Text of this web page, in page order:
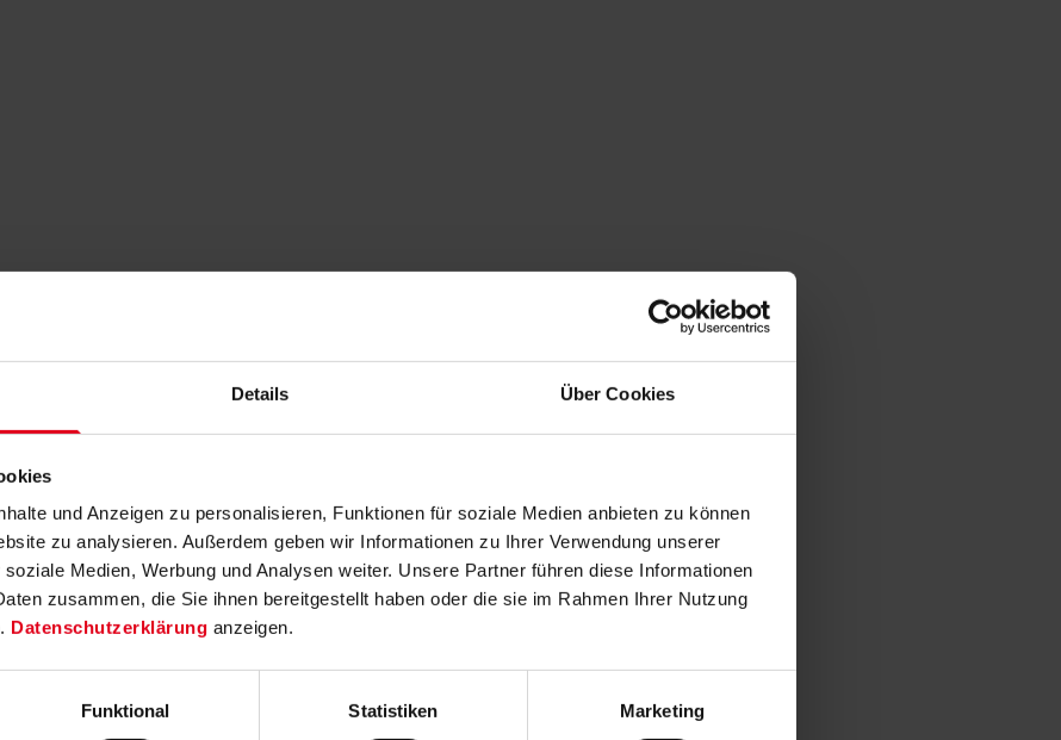
Details Über Cookies
und Anzeigen zu personalisieren, Funktionen für soziale Medien anbieten zu können
zu analysieren. Außerdem geben wir Informationen zu Ihrer Verwendung unserer
Medien, Werbung und Analysen weiter. Unsere Partner führen diese Informationen
zusammen, die Sie ihnen bereitgestellt haben oder die sie im Rahmen Ihrer Nutzung
Datenschutzerklärung anzeigen.
Funktional Statistiken Marketing